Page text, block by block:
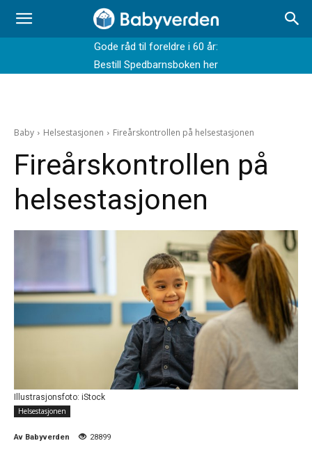
Gode råd til foreldre i 60 år:
Bestill Spedbarnsboken her
Baby Helsestasjonen Fireårskontrollen på helsestasjonen
Fireårskontrollen på
helsestasjonen
Illustrasjonsfoto: iStock
Helsestasjonen
Av Babyverden 28899